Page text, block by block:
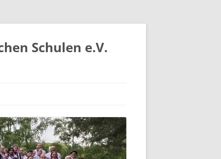
Schulen e.V.